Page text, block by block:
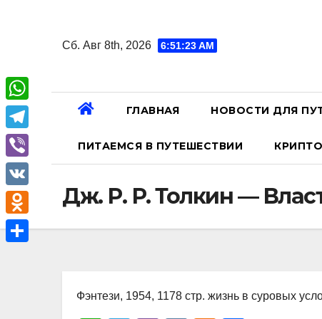
содержанию
Сб. Авг 8th, 2026 6:51:24 AM
ГЛАВНАЯ НОВОСТИ ДЛЯ
ПИТАЕМСЯ В ПУТЕШЕСТВИИ
Дж. Р. Р. Толкин —
Фэнтези, 1954, 1178 стр. жизнь в суровых
W
h
a
A
T
e
l
e
g
V
i
b
e
V
K
O